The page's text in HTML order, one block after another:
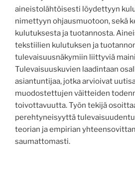
aineistolähtöisesti löydettyyn
nimettyyn ohjausmuotoon, sekä
kulutuksesta ja tuotannosta.
tekstiilien kulutuksen ja
tulevaisuusnäkymiin liittyviä
Tulevaisuuskuvien laadintaan
asiantuntijaa, jotka arvioivat
muodostettujen väitteiden
toivottavuutta. Työn tekijä
perehtyneisyyttä
teorian ja empirian
saumattomasti.